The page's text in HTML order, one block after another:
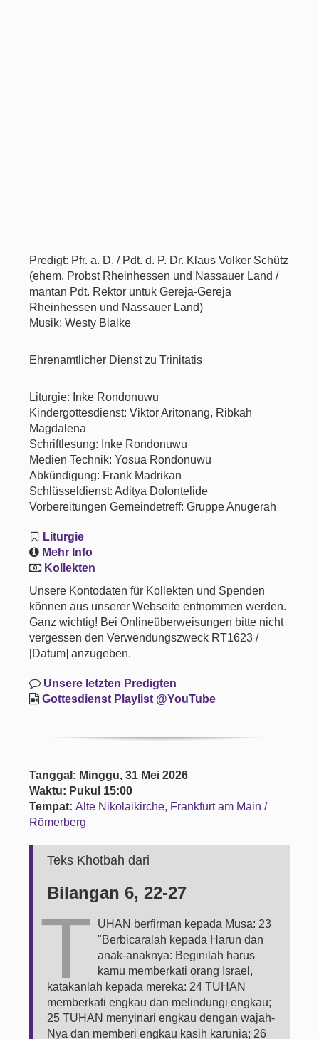
Predigt: Pfr. a. D. / Pdt. d. P. Dr. Klaus Volker Schütz
(ehem. Probst Rheinhessen und Nassauer Land /
mantan Pdt. Rektor untuk Gereja-Gereja
Rheinhessen und Nassauer Land)
Musik: Westy Bialke
Ehrenamtlicher Dienst zu Trinitatis
Liturgie: Inke Rondonuwu
Kindergottesdienst: Viktor Aritonang, Ribkah
Magdalena
Schriftlesung: Inke Rondonuwu
Medien Technik: Yosua Rondonuwu
Abkündigung: Frank Madrikan
Schlüsseldienst: Aditya Dolontelide
Vorbereitungen Gemeindetreff: Gruppe Anugerah
Liturgie
Mehr Info
Kollekten
Unsere Kontodaten für Kollekten und Spenden
können aus unserer Webseite entnommen werden.
Ganz wichtig! Bei Onlineüberweisungen bitte nicht
vergessen den Verwendungszweck RT1623 /
[Datum] anzugeben.
Unsere letzten Predigten
Gottesdienst Playlist @YouTube
Tanggal: Minggu, 31 Mei 2026
Waktu: Pukul 15:00
Tempat:Alte Nikolaikirche, Frankfurt am Main /
Römerberg
Teks Khotbah dari
Bilangan 6, 22-27
T
UHAN berfirman kepada Musa: 23
"Berbicaralah kepada Harun dan
anak-anaknya: Beginilah harus
kamu memberkati orang Israel,
katakanlah kepada mereka: 24 TUHAN
memberkati engkau dan melindungi engkau;
25 TUHAN menyinari engkau dengan wajah-
Nya dan memberi engkau kasih karunia; 26